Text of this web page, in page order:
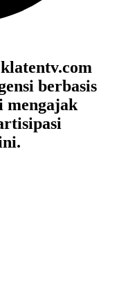
berbasis
mengajak